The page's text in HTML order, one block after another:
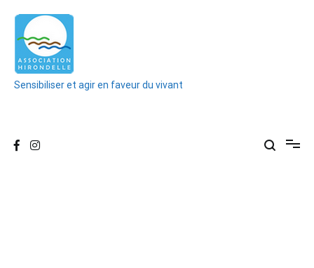
contenu
Sensibiliser et agir en faveur du vivant